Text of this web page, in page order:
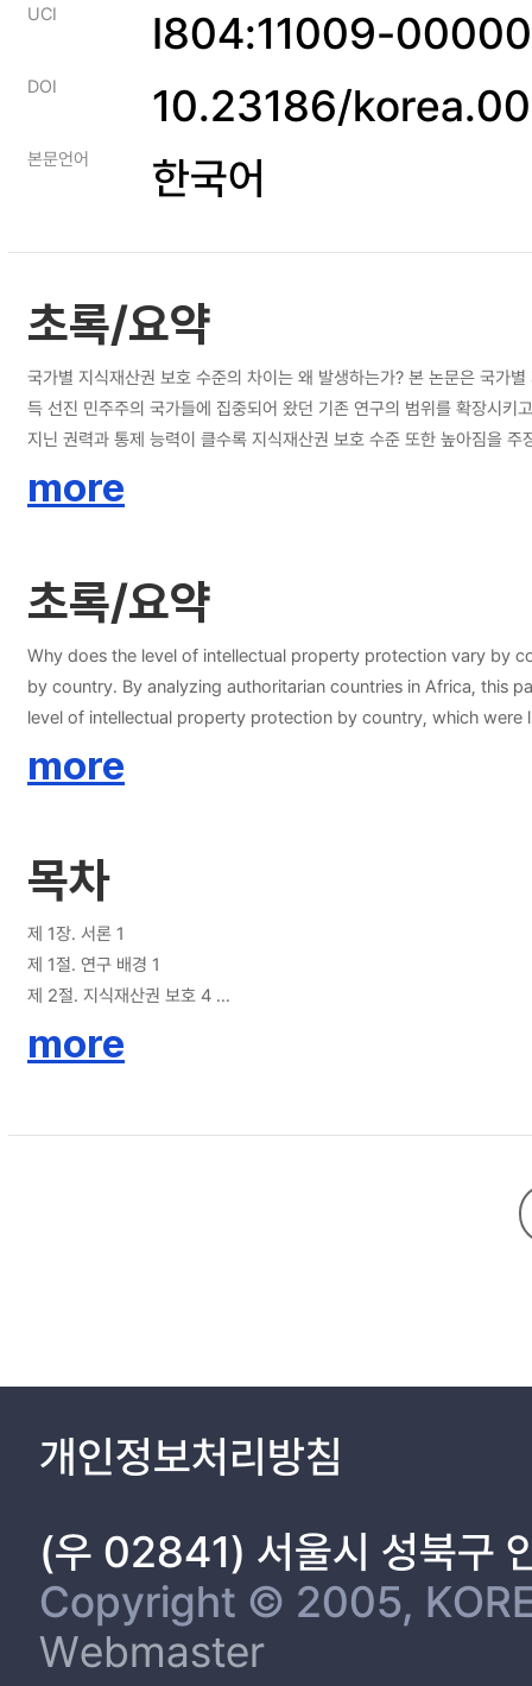
UCI I804:11009-
DOI 10.23186/
본문언어 한국어
초록/요약
국가별 지식재산권 보호 수준의 차이는 왜 발생하는가? 본 논문은 국가
득 선진 민주주의 국가들에 집중되어 왔던 기존 연구의 범위를 확장시
지닌 권력과 통제 능력이 클수록 지식재산권 보호 수준 또한 높아짐을
로 국외 기업의 진출을 촉진하고 국가 간 교역을 활성화시켜 장기적으
more
초록/요약
Why does the level of intellectual property protection vary by
by country. By analyzing authoritarian countries in Africa, this
level of intellectual property protection by country, which
monopolize government spending and decision-making
more
목차
제 1장. 서론 1
제 1절. 연구 배경 1
제 2절. 지식재산권 보호 4
제 2장. 이론적 논의 6
(1) 권위주의와 지식재산권 24
제 1절. 연구 대상 및 분석 데이터 31
(1) 종속 변수 31
(2) 독립 변수 31
(3) 통제 변수 33
제 2절. 분석 결과 36
more
개인정보처리방침
(우 02841) 서울시 성북구
Copyright © 2005,
Webmaster